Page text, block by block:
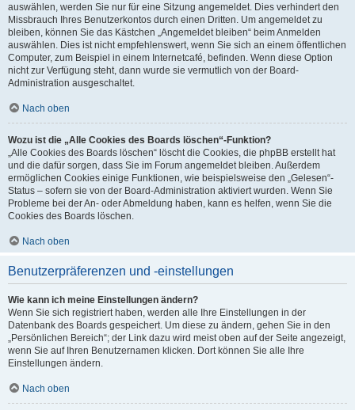
auswählen, werden Sie nur für eine Sitzung angemeldet. Dies verhindert den
Missbrauch Ihres Benutzerkontos durch einen Dritten. Um angemeldet zu
bleiben, können Sie das Kästchen „Angemeldet bleiben“ beim Anmelden
auswählen. Dies ist nicht empfehlenswert, wenn Sie sich an einem öffentlichen
Computer, zum Beispiel in einem Internetcafé, befinden. Wenn diese Option
nicht zur Verfügung steht, dann wurde sie vermutlich von der Board-
Administration ausgeschaltet.
Nach oben
Wozu ist die „Alle Cookies des Boards löschen“-Funktion?
„Alle Cookies des Boards löschen“ löscht die Cookies, die phpBB erstellt hat
und die dafür sorgen, dass Sie im Forum angemeldet bleiben. Außerdem
ermöglichen Cookies einige Funktionen, wie beispielsweise den „Gelesen“-
Status – sofern sie von der Board-Administration aktiviert wurden. Wenn Sie
Probleme bei der An- oder Abmeldung haben, kann es helfen, wenn Sie die
Cookies des Boards löschen.
Nach oben
Benutzerpräferenzen und -einstellungen
Wie kann ich meine Einstellungen ändern?
Wenn Sie sich registriert haben, werden alle Ihre Einstellungen in der
Datenbank des Boards gespeichert. Um diese zu ändern, gehen Sie in den
„Persönlichen Bereich“; der Link dazu wird meist oben auf der Seite angezeigt,
wenn Sie auf Ihren Benutzernamen klicken. Dort können Sie alle Ihre
Einstellungen ändern.
Nach oben